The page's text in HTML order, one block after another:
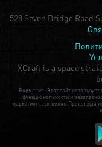
528 Seven Bridge Road
XCraft is a space
Внимание: Этот сайт
функциональности и
маркетинговых целях. Продолжая